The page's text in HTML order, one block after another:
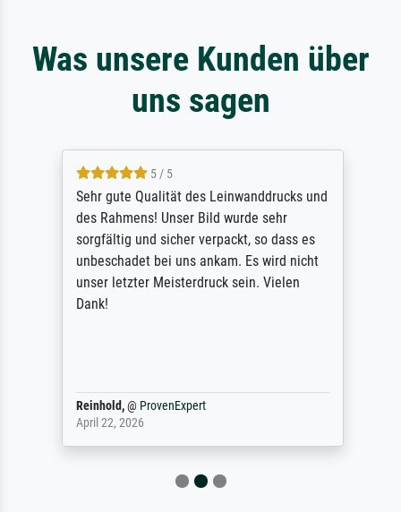
Was unsere Kunden über
uns sagen
5 / 5
Sehr gute Qualität des Leinwanddrucks und
des Rahmens! Unser Bild wurde sehr
sorgfältig und sicher verpackt, so dass es
unbeschadet bei uns ankam. Es wird nicht
unser letzter Meisterdruck sein. Vielen
Dank!
Reinhold,@ ProvenExpert
April 22, 2026